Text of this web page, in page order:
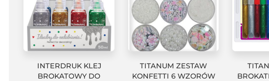
INTERDRUK KLEJ
BROKATOWY DO
TITANUM ZESTAW
KONFETTI 6 WZORÓW